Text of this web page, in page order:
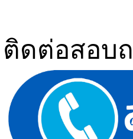
ติดต่อสอบ